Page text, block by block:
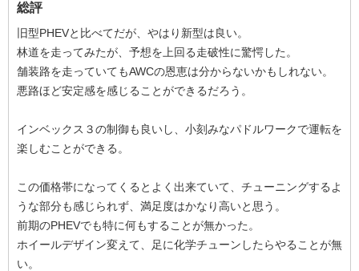
総評
旧型PHEVと比べてだが、やはり新型は良い。
林道を走ってみたが、予想を上回る走破性に驚愕した。
舗装路を走っていてもAWCの恩恵は分からないかもしれない。
悪路ほど安定感を感じることができるだろう。
インベックス３の制御も良いし、小刻みなパドルワークで運転を
楽しむことができる。
この価格帯になってくるとよく出来ていて、チューニングするよ
うな部分も感じられず、満足度はかなり高いと思う。
前期のPHEVでも特に何もすることが無かった。
ホイールデザイン変えて、足に化学チューンしたらやることが無
い。